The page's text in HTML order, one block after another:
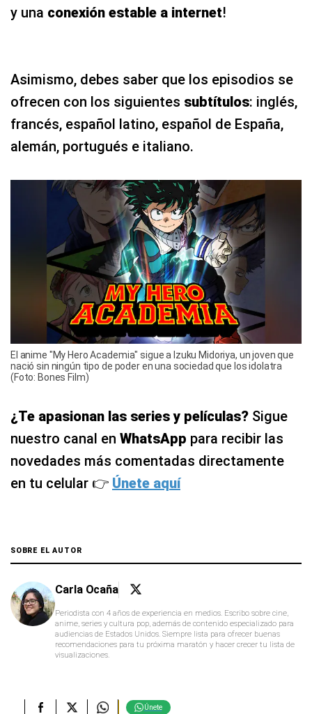
y una conexión estable a internet!
Asimismo, debes saber que los episodios se
ofrecen con los siguientes subtítulos: inglés,
francés, español latino, español de España,
alemán, portugués e italiano.
El anime "My Hero Academia" sigue a Izuku Midoriya, un joven que
nació sin ningún tipo de poder en una sociedad que los idolatra
(Foto: Bones Film)
¿Te apasionan las series y películas? Sigue
nuestro canal en WhatsApp para recibir las
novedades más comentadas directamente
en tu celular 👉 Únete aquí
SOBRE EL AUTOR
Carla Ocaña
Periodista con 4 años de experiencia en medios. Escribo sobre cine,
anime, series y cultura pop, además de contenido especializado para
audiencias de Estados Unidos. Siempre lista para ofrecer buenas
recomendaciones para tu próxima maratón y hacer crecer tu lista de
visualizaciones.
Únete